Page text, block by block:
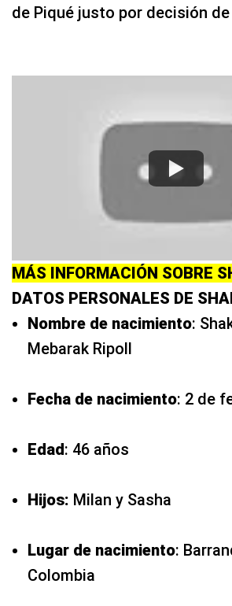
de Piqué justo por decisión
MÁS INFORMACIÓN SOBRE
DATOS PERSONALES DE
Nombre de nacimiento:
Mebarak Ripoll
Fecha de nacimiento: 2 de
Edad: 46 años
Hijos: Milan y Sasha
Lugar de nacimiento:
Colombia